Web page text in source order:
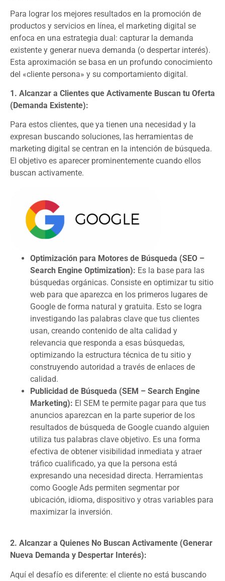
Para lograr los mejores resultados en la promoción de
productos y servicios en línea, el marketing digital se
enfoca en una estrategia dual: capturar la demanda
existente y generar nueva demanda (o despertar interés).
Esta aproximación se basa en un profundo conocimiento
del «cliente persona» y su comportamiento digital.
1. Alcanzar a Clientes que Activamente Buscan tu Oferta
(Demanda Existente):
Para estos clientes, que ya tienen una necesidad y la
expresan buscando soluciones, las herramientas de
marketing digital se centran en la intención de búsqueda.
El objetivo es aparecer prominentemente cuando ellos
buscan activamente.
Optimización para Motores de Búsqueda (SEO –
Search Engine Optimization): Es la base para las
búsquedas orgánicas. Consiste en optimizar tu sitio
web para que aparezca en los primeros lugares de
Google de forma natural y gratuita. Esto se logra
investigando las palabras clave que tus clientes
usan, creando contenido de alta calidad y
relevancia que responda a esas búsquedas,
optimizando la estructura técnica de tu sitio y
construyendo autoridad a través de enlaces de
calidad.
Publicidad de Búsqueda (SEM – Search Engine
Marketing): El SEM te permite pagar para que tus
anuncios aparezcan en la parte superior de los
resultados de búsqueda de Google cuando alguien
utiliza tus palabras clave objetivo. Es una forma
efectiva de obtener visibilidad inmediata y atraer
tráfico cualificado, ya que la persona está
expresando una necesidad directa. Herramientas
como Google Ads permiten segmentar por
ubicación, idioma, dispositivo y otras variables para
maximizar la inversión.
2. Alcanzar a Quienes No Buscan Activamente (Generar
Nueva Demanda y Despertar Interés):
Aquí el desafío es diferente: el cliente no está buscando